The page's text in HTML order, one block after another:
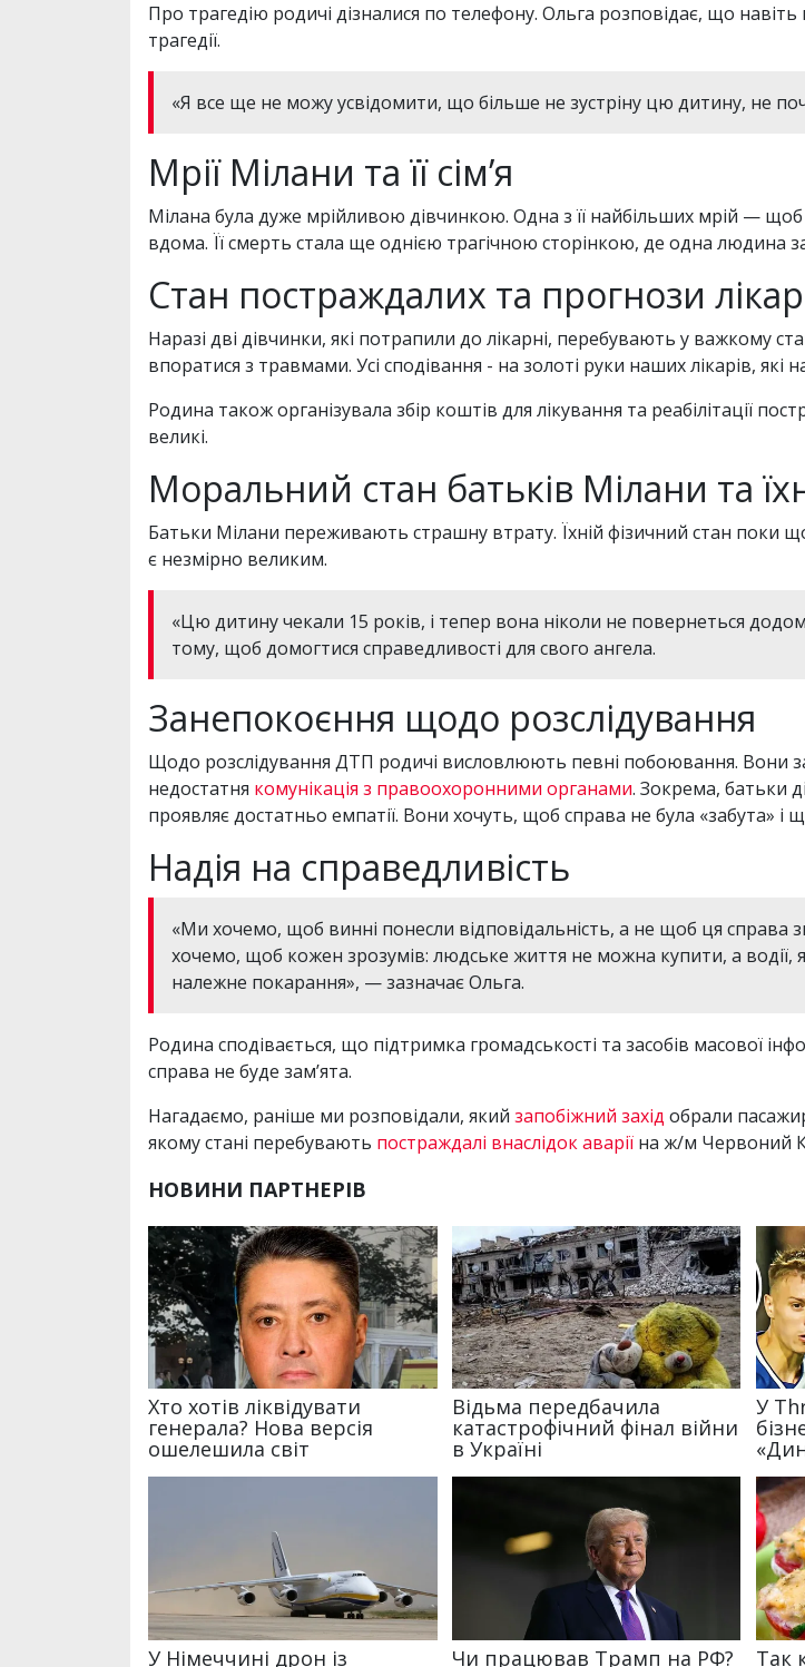
Про трагедію родичі дізналися по телефону. Ольга розповідає, що навіть
трагедії.
«Я все ще не можу усвідомити, що більше не зустріну цю дитину, не
Мрії Мілани та її сім’я
Мілана була дуже мрійливою дівчинкою. Одна з її найбільших мрій —
вдома. Її смерть стала ще однією трагічною сторінкою, де одна людина
Стан постраждалих та прогнози
Наразі дві дівчинки, які потрапили до лікарні, перебувають у важкому
впоратися з травмами. Усі сподівання - на золоті руки наших лікарів,
Родина також організувала збір коштів для лікування та реабілітації
великі.
Моральний стан батьків Мілани та
Батьки Мілани переживають страшну втрату. Їхній фізичний стан поки
є незмірно великим.
«Цю дитину чекали 15 років, і тепер вона ніколи не повернеться
тому, щоб домогтися справедливості для свого ангела.
Занепокоєння щодо розслідування
Щодо розслідування ДТП родичі висловлюють певні побоювання. Вони
недостатня комунікація з правоохоронними органами. Зокрема, батьки
проявляє достатньо емпатії. Вони хочуть, щоб справа не була «забута»
Надія на справедливість
«Ми хочемо, щоб винні понесли відповідальність, а не щоб ця
хочемо, щоб кожен зрозумів: людське життя не можна купити, а
належне покарання», — зазначає Ольга.
Родина сподівається, що підтримка громадськості та засобів масової
справа не буде зам’ята.
Нагадаємо, раніше ми розповідали, який запобіжний захід обрали
якому стані перебувають постраждалі внаслідок аварії на ж/м Червоний